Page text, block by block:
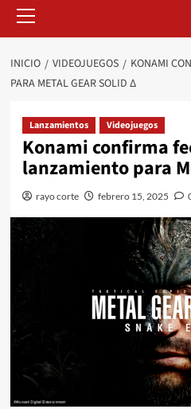
primario
INICIO VIDEOJUEGOS
KONAMI
PARA METAL GEAR SOLID Δ
Lanzamientos Videojuegos
Konami confirma
lanzamiento para
rayo corte febrero 15, 2025